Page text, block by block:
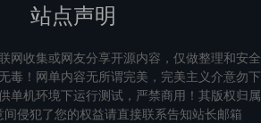
站点声明
网收集或网友分享开源内容，仅做整理和安全
毒！网单内容无所谓完美，完美主义介意勿下
单机环境下运行测试，严禁商用！其版权归属
间侵犯了您的权益请直接联系告知站长邮箱